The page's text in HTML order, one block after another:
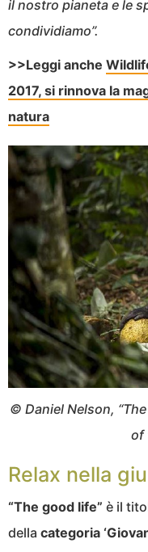
il nostro pianeta e le
condividiamo”.
>>Leggi anche
2017, si rinnova la
natura
© Daniel Nelson,
of
Relax nella
“The good life” è il
della categoria